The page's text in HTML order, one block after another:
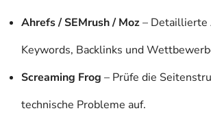
Ahrefs / SEMrush / Moz– Detaillierte
Keywords, Backlinks und
Screaming Frog – Prüfe die
technische Probleme auf.